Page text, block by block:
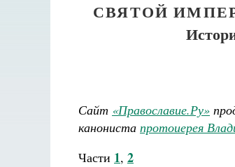
СВЯТОЙ
Сайт «Православие.Ру»
канониста протоиерея
Части 1, 2